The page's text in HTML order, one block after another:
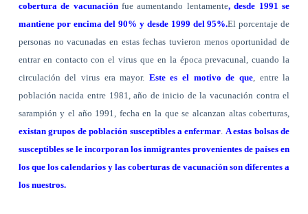
cobertura de vacunaciónfue aumentando lentamente, desde 1991 se
mantiene por encima del 90% y desde 1999 del 95%.El porcentaje de
personas no vacunadas en estas fechas tuvieron menos oportunidad de
entrar en contacto con el virus que en la época prevacunal, cuando la
circulación del virus era mayor. Este es el motivo de que, entre la
población nacida entre 1981, año de inicio de la vacunación contra el
sarampión y el año 1991, fecha en la que se alcanzan altas coberturas,
existan grupos de población susceptibles a enfermar. A estas bolsas de
susceptibles se le incorporan los inmigrantes provenientes de países en
los que los calendarios y las coberturas de vacunación son diferentes a
los nuestros.